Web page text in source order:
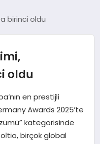
birinci oldu
oldu
en prestijli
Awards 2025’te
kategorisinde
birçok global